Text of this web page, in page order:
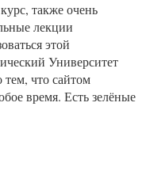
также очень
лекции
этой
Университет
что сайтом
время. Есть зелёные